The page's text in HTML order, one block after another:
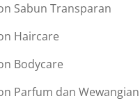
Sabun Transparan
Haircare
Bodycare
Parfum dan Wewangian